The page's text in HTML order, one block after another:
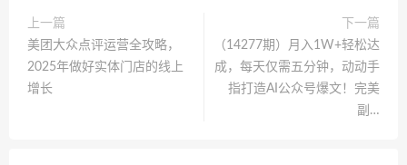
上一篇
美团大众点评运营全攻略，
2025年做好实体门店的线上
增长
下一篇
（14277期）月入1W+轻松达
成，每天仅需五分钟，动动手
指打造AI公众号爆文！完美
副…